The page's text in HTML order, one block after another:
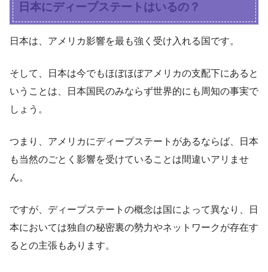
日本にディープステートはいるの？
日本は、アメリカ影響を最も強く受け入れる国です。
そして、日本は今でもほぼほぼアメリカの支配下にあると
いうことは、日本国民のみならず世界的にも周知の事実で
しょう。
つまり、アメリカにディープステートがあるならば、日本
も当然のごとく影響を受けていることは間違いアリませ
ん。
ですが、ディープステートの概念は国によって異なり、日
本においては独自の秘密裏の勢力やネットワークが存在す
るとの主張もあります。